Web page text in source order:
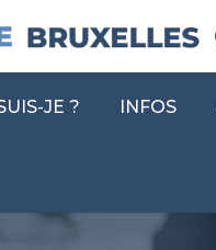
JE ? INFOS
UN PSY VOTRE